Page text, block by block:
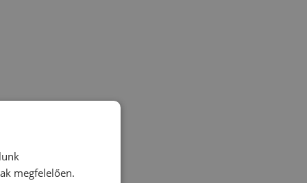
megfelelően.